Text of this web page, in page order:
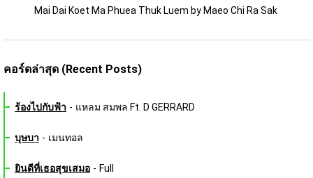
Mai Dai Koet Ma Phuea Thuk Luem by Maeo Chi Ra Sak
คอร์ดล่าสุด (Recent Posts)
ร้องไปกับฟ้า - แหลม สมพล Ft. D GERRARD
บุษบา - เมนทอล
ยินดีที่เธอสุขเสมอ - Full